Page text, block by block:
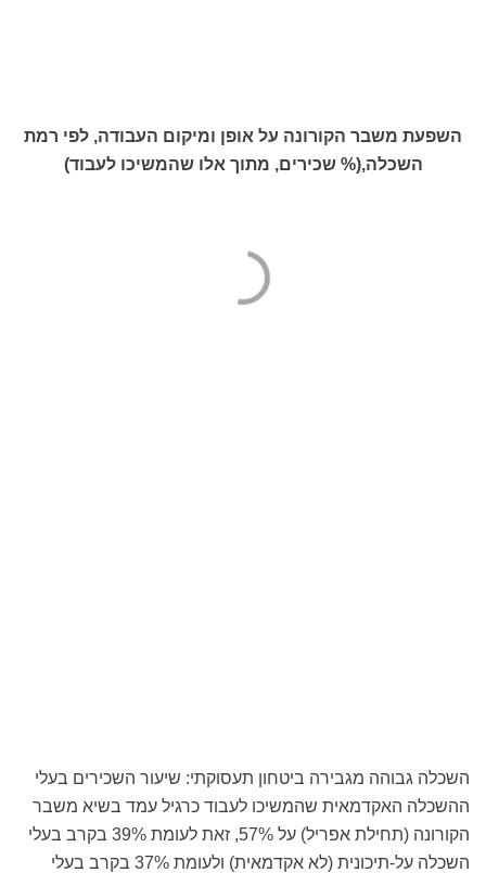
השפעת משבר הקורונה על אופן ומיקום העבודה, לפי רמת
השכלה,(% שכירים, מתוך אלו שהמשיכו לעבוד)
השכלה גבוהה מגבירה ביטחון תעסוקתי: שיעור השכירים בעלי
ההשכלה האקדמאית שהמשיכו לעבוד כרגיל עמד בשיא משבר
הקורונה (תחילת אפריל) על 57%, זאת לעומת 39% בקרב בעלי
השכלה על-תיכונית (לא אקדמאית) ולעומת 37% בקרב בעלי